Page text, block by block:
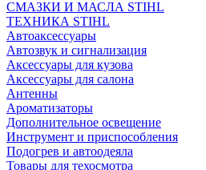
СМАЗКИ И МАСЛА STIHL
ТЕХНИКА STIHL
Автоаксессуары
Автозвук и сигнализация
Аксессуары для кузова
Аксессуары для салона
Антенны
Ароматизаторы
Дополнительное освещение
Инструмент и приспособления
Подогрев и автоодеяла
Товары для техосмотра